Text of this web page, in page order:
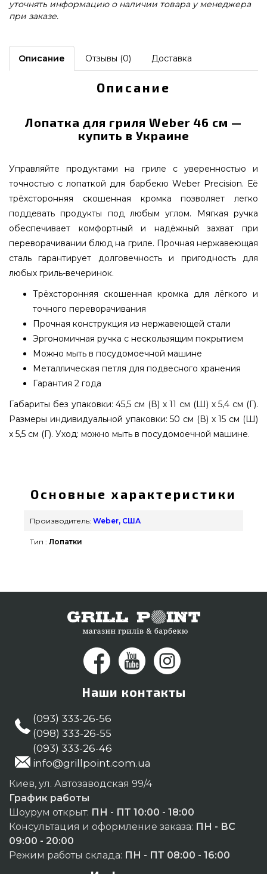
уточнять информацию о наличии товара у менеджера
при заказе.
Описание Отзывы (0) Доставка
Описание
Лопатка для гриля Weber 46 см —
купить в Украине
Управляйте продуктами на гриле с уверенностью и
точностью с лопаткой для барбекю Weber Precision. Её
трёхсторонняя скошенная кромка позволяет легко
поддевать продукты под любым углом. Мягкая ручка
обеспечивает комфортный и надёжный захват при
переворачивании блюд на гриле. Прочная нержавеющая
сталь гарантирует долговечность и пригодность для
любых гриль-вечеринок.
Трёхсторонняя скошенная кромка для лёгкого и
точного переворачивания
Прочная конструкция из нержавеющей стали
Эргономичная ручка с нескользящим покрытием
Можно мыть в посудомоечной машине
Металлическая петля для подвесного хранения
Гарантия 2 года
Габариты без упаковки: 45,5 см (В) x 11 см (Ш) x 5,4 см (Г).
Размеры индивидуальной упаковки: 50 см (В) x 15 см (Ш)
x 5,5 см (Г). Уход: можно мыть в посудомоечной машине.
США по лучшей цене всего 2 049 грн. в
магазине грилей и аксессуаров GrillPoint.
Взгляните и купите также Инструменты в
нашим экспертам на любой номер (044) 334-76-
Основные характеристики
Производитель: Weber, США
Тип : Лопатки
Наши контакты
(093) 333-26-56
(098) 333-26-55
(093) 333-26-46
info@grillpoint.com.ua
Киев, ул. Автозаводская 99/4
График работы
Шоурум открыт: ПН - ПТ 10:00 - 18:00
Консультация и оформление заказа: ПН - ВС
09:00 - 20:00
Режим работы склада: ПН - ПТ 08:00 - 16:00